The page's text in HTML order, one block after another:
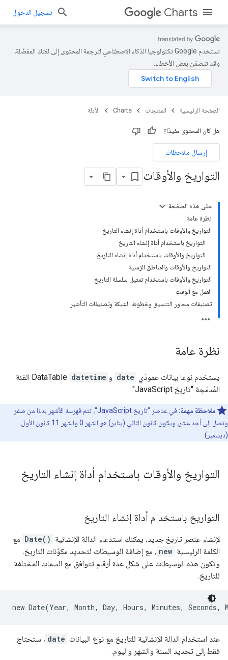
Charts تسجيل الدخول
تستخدم Google تكنولوجيا الذكاء الاصطناعي لترجمة المحتوى إلى لغتك المفضّلة،
وقد تتضمّن بعض الأخطاء.
الصفحة الرئيسية المنتجات Charts الأدلة
هل كان المحتوى مفيدًا؟
إرسال ملاحظات
التواريخ والأوقات
على هذه الصفحة
نظرة عامة
التواريخ والأوقات باستخدام أداة إنشاء التاريخ
التواريخ باستخدام أداة إنشاء التاريخ
التواريخ والأوقات باستخدام أداة إنشاء التاريخ
التواريخ والأوقات والمناطق الزمنية
التواريخ والأوقات باستخدام تمثيل سلسلة التاريخ
العمل مع الوقت
تصنيفات محاور التنسيق وخطوط الشبكة وتصنيفات التأشير
نظرة عامة
يستخدم نوعا بيانات عمودَي date و datetime
DataTable الفئة
المُدمَجة "تاريخ JavaScript".
ملاحظة مهمة:
في عناصر "تاريخ JavaScript"، تتم فهرسة الأشهر بدءًا من صفر
وتصل إلى أحد عشر، ويكون كانون الثاني (يناير) هو الشهر 0 والشهر 11 كانون الأول
(ديسمبر).
التواريخ والأوقات باستخدام أداة إنشاء التاريخ
التواريخ باستخدام أداة إنشاء التاريخ
لإنشاء عنصر تاريخ جديد، يمكنك استدعاء الدالة الإنشائية Date() مع
الكلمة الرئيسية new ، مع إضافة الوسيطات لتحديد مكوّنات التاريخ.
وتكون هذه الوسيطات على شكل عدة أرقام تتوافق مع السمات المختلفة
للتاريخ.
new Date(Year, Month, Day, Hours, Minutes,
عند استخدام الدالة الإنشائية للتاريخ مع نوع البيانات date ، ستحتاج
فقط إلى تحديد السنة والشهر واليوم.